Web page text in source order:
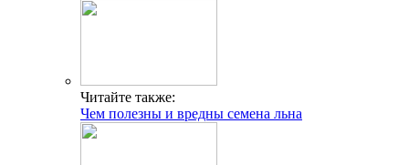
Читайте также:
Чем полезны и вредны семена льна